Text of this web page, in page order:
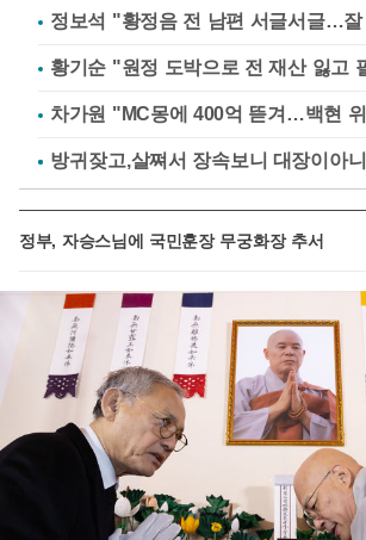
정보석 "황정음 전 남편 서글서글…
황기순 "원정 도박으로 전 재산 잃고
정부, 자승스님에 국민훈장 무궁화장 추서